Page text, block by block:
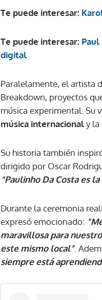
Te puede interesar:
Te puede interesar:
digital
Paralelamente, el artista
Breakdown, proyectos
música experimental. Su
música internacionaly la
Su historia también
dirigido por Oscar
“Paulinho Da Costa es
Durante la ceremonia
expresó emocionado:
maravillosa para
este mismo local”.
siempre está